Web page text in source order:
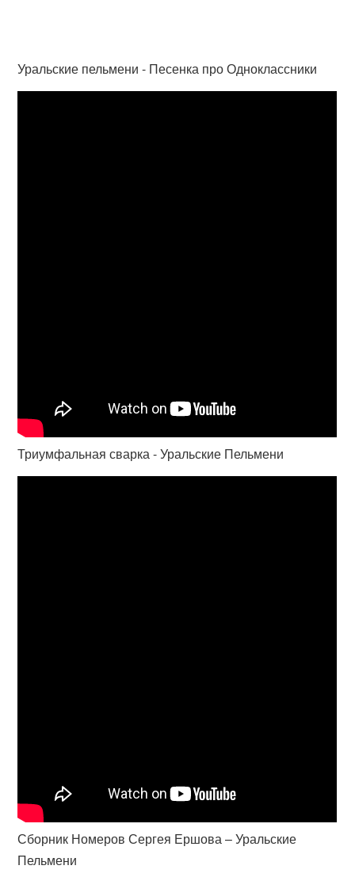
Уральские пельмени - Песенка про Одноклассники
Триумфальная сварка - Уральские Пельмени
Сборник Номеров Сергея Ершова – Уральские
Пельмени